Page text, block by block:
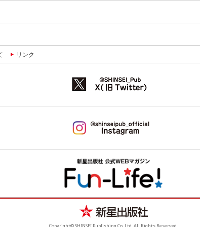
リンク
Copyright© SHINSEI Publishing Co.,Ltd. All Rights Reserved.